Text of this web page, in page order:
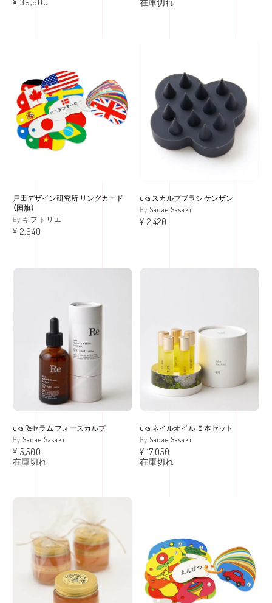
戸田デザイン研究所 リングカード
（国旗）
ギフトリエ
¥ 2,640
uka スカルプブラシ ケンザン
Sadae Sasaki
¥ 2,420
uka Reセラム フォースカルプ
Sadae Sasaki
¥ 5,500
在庫切れ
uka ネイルオイル ５本セット
Sadae Sasaki
¥ 17,050
在庫切れ